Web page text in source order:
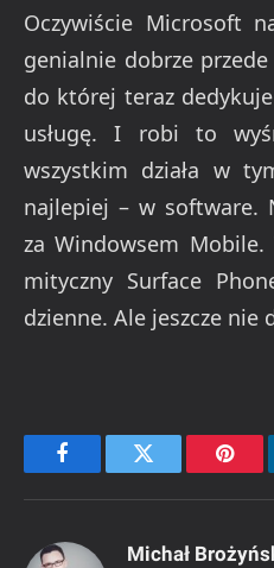
Oczywiście Microsoft
genialnie dobrze
do której teraz
usługę. I robi to
wszystkim działa w
najlepiej – w software.
za Windowsem Mobile.
mityczny Surface
dzienne. Ale jeszcze nie
FacebookTwitter
Michał